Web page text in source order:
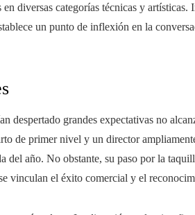
diversas categorías técnicas y artísticas.
un punto de inflexión en la
despertado grandes expectativas no
de primer nivel y un director
del año. No obstante, su paso por la
vinculan el éxito comercial y el